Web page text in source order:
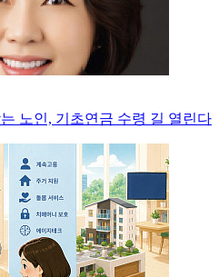
노인, 기초연금 수령 길 열린다